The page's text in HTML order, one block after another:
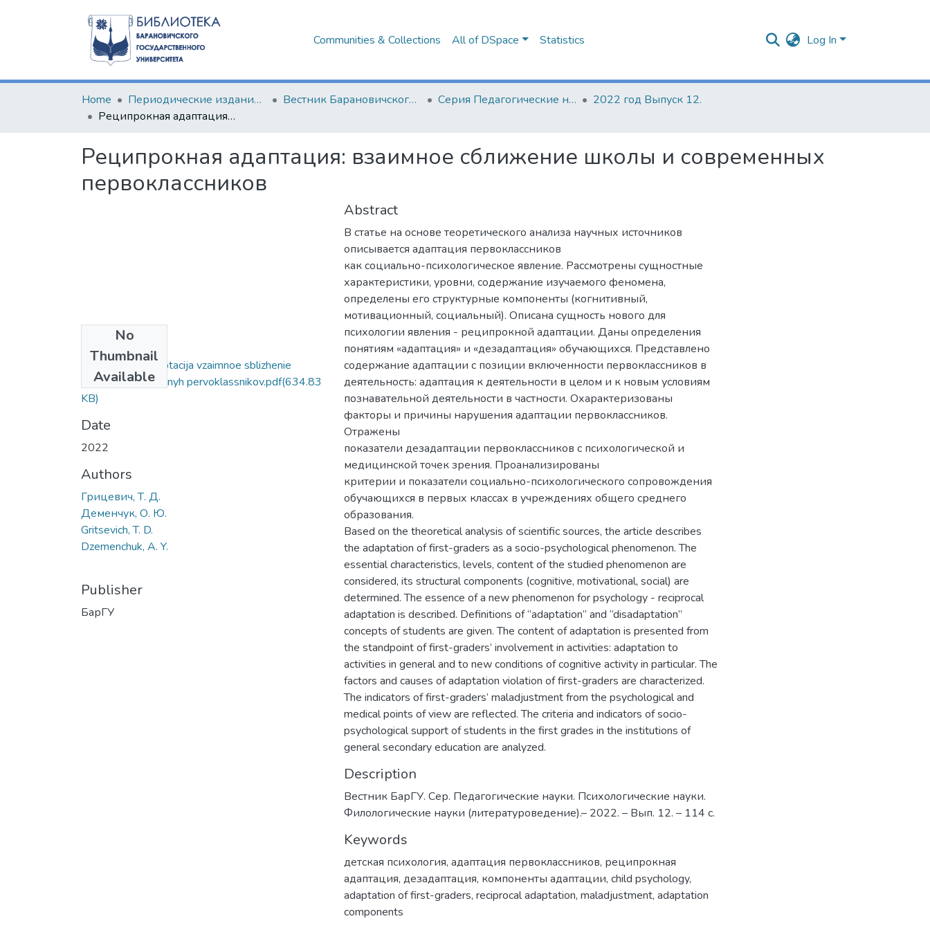
Communities & Collections All of DSpace Statistics Log In
Home Периодические издания БарГУ Вестник Барановичского государственного университета Серия Педагогические науки. Психологические науки. Филологические науки (литературоведение)
2022 год Выпуск 12.
Реципрокная адаптация: взаимное сближение школы и современных первоклассников
Реципрокная адаптация: взаимное сближение школы и современных
первоклассников
No
Thumbnail
Available
Reciproknaja adaptacija vzaimnoe sblizhenie
shkoly i sovremennyh pervoklassnikov.pdf(634.83
KB)
Date
2022
Authors
Грицевич, Т. Д.
Деменчук, О. Ю.
Gritsevich, T. D.
Dzemenchuk, A. Y.
Publisher
БарГУ
Abstract
В статье на основе теоретического анализа научных источников
описывается адаптация первоклассников
как социально-психологическое явление. Рассмотрены сущностные
характеристики, уровни, содержание изучаемого феномена,
определены его структурные компоненты (когнитивный,
мотивационный, социальный). Описана сущность нового для
психологии явления - реципрокной адаптации. Даны определения
понятиям «адаптация» и «дезадаптация» обучающихся. Представлено
содержание адаптации с позиции включенности первоклассников в
деятельность: адаптация к деятельности в целом и к новым условиям
познавательной деятельности в частности. Охарактеризованы
факторы и причины нарушения адаптации первоклассников.
Отражены
показатели дезадаптации первоклассников с психологической и
медицинской точек зрения. Проанализированы
критерии и показатели социально-психологического сопровождения
обучающихся в первых классах в учреждениях общего среднего
образования.
Based on the theoretical analysis of scientific sources, the article describes
the adaptation of first-graders as a socio-psychological phenomenon. The
essential characteristics, levels, content of the studied phenomenon are
considered, its structural components (cognitive, motivational, social) are
determined. The essence of a new phenomenon for psychology - reciprocal
adaptation is described. Definitions of “adaptation” and “disadaptation”
concepts of students are given. The content of adaptation is presented from
the standpoint of first-graders’ involvement in activities: adaptation to
activities in general and to new conditions of cognitive activity in particular. The
factors and causes of adaptation violation of first-graders are characterized.
The indicators of first-graders’ maladjustment from the psychological and
medical points of view are reflected. The criteria and indicators of socio-
psychological support of students in the first grades in the institutions of
general secondary education are analyzed.
Description
Вестник БарГУ. Сер. Педагогические науки. Психологические науки.
Филологические науки (литературоведение).– 2022. – Вып. 12. – 114 с.
Keywords
детская психология, адаптация первоклассников, реципрокная
адаптация, дезадаптация, компоненты адаптации, child psychology,
adaptation of first-graders, reciprocal adaptation, maladjustment, adaptation
components